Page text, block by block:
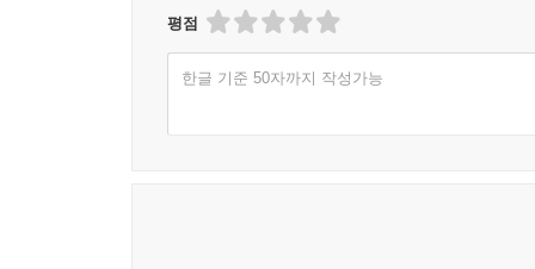
평점
한글 기준 50자까지 작성가능